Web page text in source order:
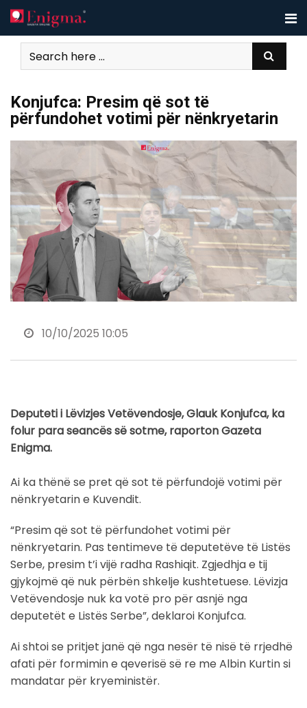
Skip
to
content
Konjufca: Presim që sot të
përfundohet votimi për nënkryetarin
10/10/2025 10:05
Deputeti i Lëvizjes Vetëvendosje, Glauk Konjufca, ka
folur para seancës së sotme, raporton Gazeta
Enigma.
Ai ka thënë se pret që sot të përfundojë votimi për
nënkryetarin e Kuvendit.
“Presim që sot të përfundohet votimi për
nënkryetarin. Pas tentimeve të deputetëve të Listës
Serbe, presim t’i vijë radha Rashiqit. Zgjedhja e tij
gjykojmë që nuk përbën shkelje kushtetuese. Lëvizja
Vetëvendosje nuk ka votë pro për asnjë nga
deputetët e Listës Serbe”, deklaroi Konjufca.
Ai shtoi se pritjet janë që nga nesër të nisë të rrjedhë
afati për formimin e qeverisë së re me Albin Kurtin si
mandatar për kryeministër.